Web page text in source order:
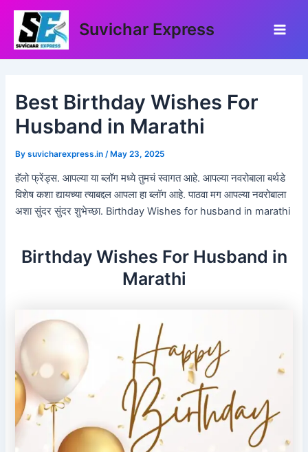
Skip
content
Suvichar Express
Best Birthday Wishes For
Husband in Marathi
Bysuvicharexpress.in/ May 23, 2025
हॅलो फ्रेंड्स. आपल्या या ब्लॉग मध्ये तुमचं स्वागत आहे. आपल्या नवरोबाला बर्थडे
विशेष कशा द्यायच्या त्याबद्दल आपला हा ब्लॉग आहे. पाठवा मग आपल्या नवरोबाला
अशा सुंदर सुंदर शुभेच्छा. Birthday Wishes for husband in marathi
Birthday Wishes For Husband in
Marathi
Post
navigation